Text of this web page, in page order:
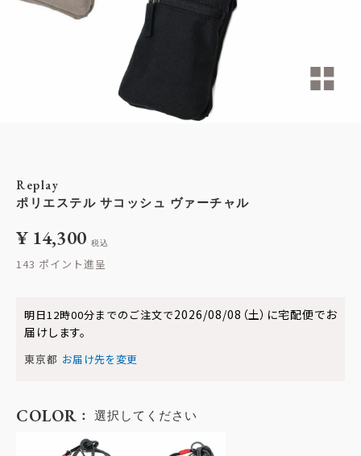
Replay
ポリエステル サコッシュ ヴァーチャル
¥ 14,300 税込
143
明日12時00分までのご注文で2026/08/08（土） に宅配便でお
届けします。
東京都 お届け先を変更
COLOR 選択してください